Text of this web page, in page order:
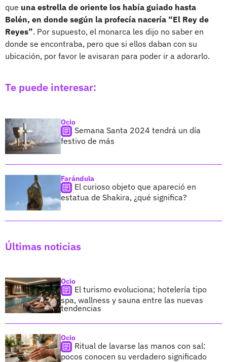
que una estrella de oriente los había guiado hasta
Belén, en donde según la profecía nacería “El Rey de
Reyes”. Por supuesto, el monarca les dijo no saber en
donde se encontraba, pero que si ellos daban con su
ubicación, por favor le avisaran para poder ir a adorarlo.
Te puede interesar:
Ocio
Semana Santa 2024 tendrá un día
festivo de más
Farándula
El curioso objeto que apareció en
estatua de Shakira, ¿qué significa?
Últimas noticias
Ocio
El turismo evoluciona; hotelería tipo
spa, wallness y sauna entre las nuevas
tendencias
Ocio
Ritual de lavarse las manos con sal:
pocos conocen su verdadero significado